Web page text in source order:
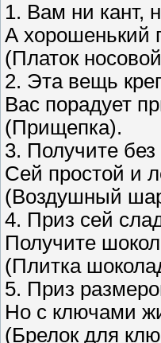
1. Вам ни кант,
А хорошенький
(Платок
2. Эта вещь
Вас порадует
(Прищепка).
3. Получите без
Сей простой и
(Воздушный
4. Приз сей
Получите
(Плитка
5. Приз
Но с ключами
(Брелок для